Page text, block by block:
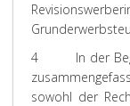
4 In der
sowohl der